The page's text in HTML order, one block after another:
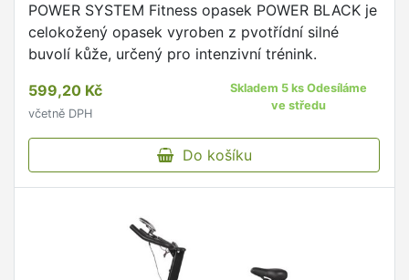
POWER SYSTEM Fitness opasek POWER BLACK je
celokožený opasek vyroben z pvotřídní silné
buvolí kůže, určený pro intenzivní trénink.
599,20 Kč
včetně DPH
Skladem 5 ks Odesíláme
ve středu
Do košíku